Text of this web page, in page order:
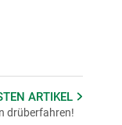
ARTIKEL
drüberfahren!